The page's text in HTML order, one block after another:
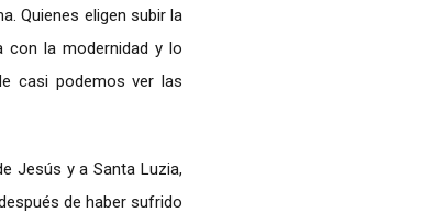
Quienes eligen subir la
con la modernidad y lo
casi podemos ver las
Jesús y a Santa Luzia,
de haber sufrido